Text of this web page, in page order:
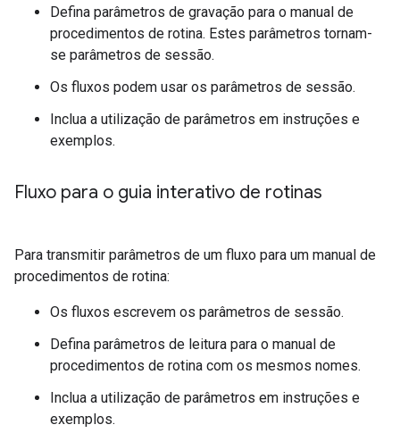
Defina parâmetros de gravação para o manual de
procedimentos de rotina. Estes parâmetros tornam-
se parâmetros de sessão.
Os fluxos podem usar os parâmetros de sessão.
Inclua a utilização de parâmetros em instruções e
exemplos.
Fluxo para o guia interativo de rotinas
Para transmitir parâmetros de um fluxo para um manual de
procedimentos de rotina:
Os fluxos escrevem os parâmetros de sessão.
Defina parâmetros de leitura para o manual de
procedimentos de rotina com os mesmos nomes.
Inclua a utilização de parâmetros em instruções e
exemplos.